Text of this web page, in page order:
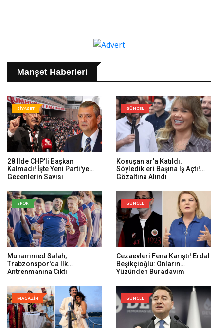
Manşet Haberleri
SİYASET
28 Ilde CHP'li Başkan
Kalmadı! İşte Yeni Parti'ye
Geçenlerin Sayısı
GÜNCEL
Konuşanlar'a Katıldı,
Söyledikleri Başına Iş Açtı!
Gözaltına Alındı
SPOR
Muhammed Salah,
Trabzonspor'da Ilk
Antrenmanına Çıktı
GÜNCEL
Cezaevleri Fena Karıştı! Erdal
Beşikçioğlu: Onların
Yüzünden Buradayım
MAGAZİN GÜNCEL